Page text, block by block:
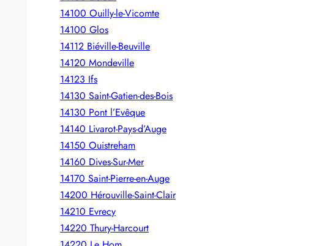
14100 Ouilly-le-Vicomte
14100 Glos
14112 Biéville-Beuville
14120 Mondeville
14123 Ifs
14130 Saint-Gatien-des-Bois
14130 Pont l’Evêque
14140 Livarot-Pays-d’Auge
14150 Ouistreham
14160 Dives-Sur-Mer
14170 Saint-Pierre-en-Auge
14200 Hérouville-Saint-Clair
14210 Evrecy
14220 Thury-Harcourt